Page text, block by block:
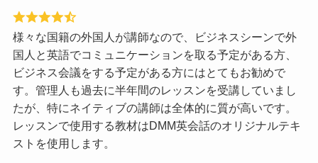
様々な国籍の外国人が講師なので、ビジネスシーンで外
国人と英語でコミュニケーションを取る予定がある方、
ビジネス会議をする予定がある方にはとてもお勧めで
す。管理人も過去に半年間のレッスンを受講していまし
たが、特にネイティブの講師は全体的に質が高いです。
レッスンで使用する教材はDMM英会話のオリジナルテキ
ストを使用します。